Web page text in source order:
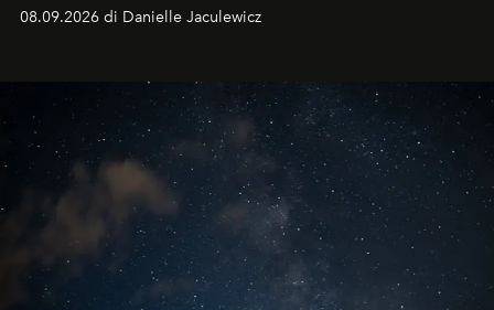
08.09.2026 di Danielle Jaculewicz